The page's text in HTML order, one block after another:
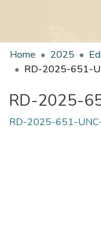
Home 2025
RD-2025-
RD-2025-651-